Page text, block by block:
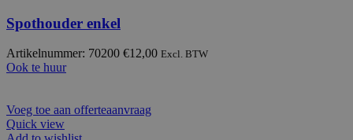
Spothouder enkel
Artikelnummer: 70200 €12,00 Excl. BTW
Ook te huur
Voeg toe aan offerteaanvraag
Quick view